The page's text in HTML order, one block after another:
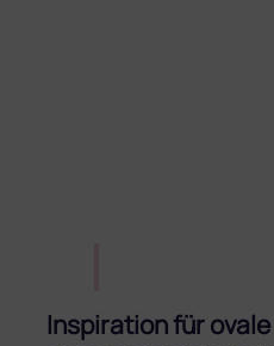
Inspiration für